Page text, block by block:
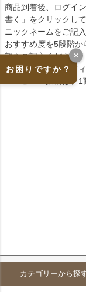
商品到着後、ログイ
書く」をクリックして
ニックネームをご記
おすすめ度を5段階
望をご記入ください。
よろしければプロフ
※レビュー投稿は、1
カテゴリーから探
お困りですか？
×